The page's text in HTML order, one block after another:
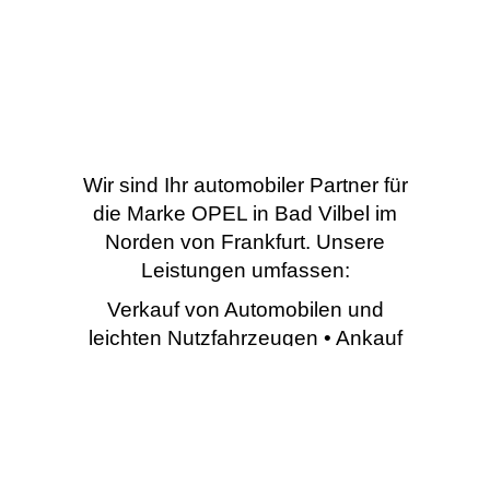
Wir sind Ihr automobiler Partner für
die Marke OPEL in Bad Vilbel im
Norden von Frankfurt. Unsere
Leistungen umfassen:
Verkauf von Automobilen und
leichten Nutzfahrzeugen • Ankauf